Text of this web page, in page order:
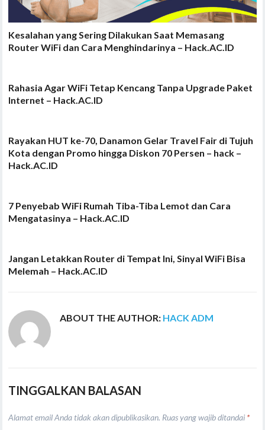
Kesalahan yang Sering Dilakukan Saat Memasang
Router WiFi dan Cara Menghindarinya – Hack.AC.ID
Rahasia Agar WiFi Tetap Kencang Tanpa Upgrade Paket
Internet – Hack.AC.ID
Rayakan HUT ke-70, Danamon Gelar Travel Fair di Tujuh
Kota dengan Promo hingga Diskon 70 Persen – hack –
Hack.AC.ID
7 Penyebab WiFi Rumah Tiba-Tiba Lemot dan Cara
Mengatasinya – Hack.AC.ID
Jangan Letakkan Router di Tempat Ini, Sinyal WiFi Bisa
Melemah – Hack.AC.ID
ABOUT THE AUTHOR: HACK ADM
TINGGALKAN BALASAN
Alamat email Anda tidak akan dipublikasikan. Ruas yang wajib ditandai *